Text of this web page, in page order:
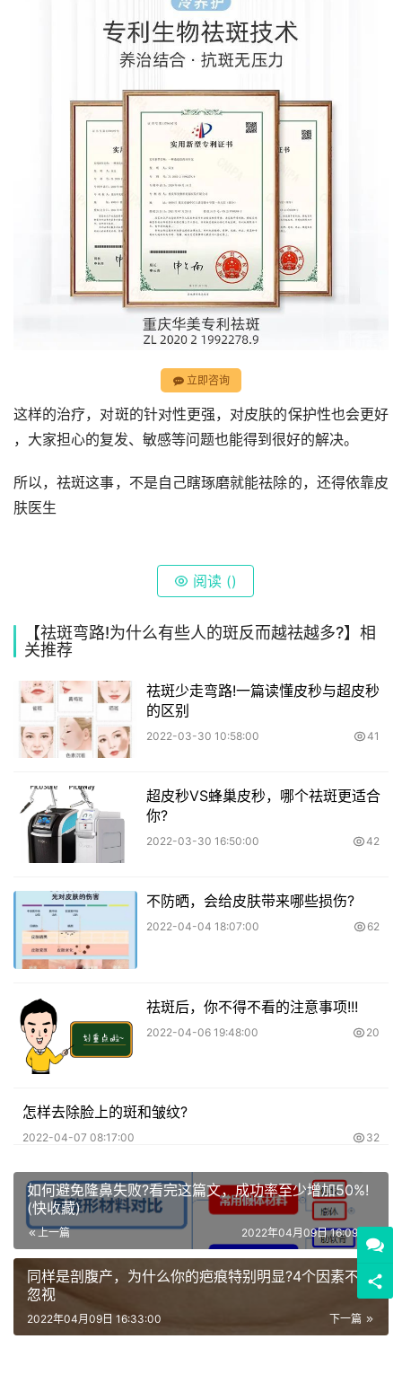
立即咨询
这样的治疗，对斑的针对性更强，对皮肤的保护性也会更好
，大家担心的复发、敏感等问题也能得到很好的解决。
所以，祛斑这事，不是自己瞎琢磨就能祛除的，还得依靠皮
肤医生
阅读 ()
【祛斑弯路!为什么有些人的斑反而越祛越多?】相
关推荐
祛斑少走弯路!一篇读懂皮秒与超皮秒
的区别
2022-03-30 10:58:00 41
超皮秒VS蜂巢皮秒，哪个祛斑更适合
你?
2022-03-30 16:50:00 42
不防晒，会给皮肤带来哪些损伤?
2022-04-04 18:07:00 62
祛斑后，你不得不看的注意事项!!!
2022-04-06 19:48:00 20
怎样去除脸上的斑和皱纹?
2022-04-07 08:17:00 32
如何避免隆鼻失败?看完这篇文，成功率至少增加50%!
(快收藏)
上一篇 2022年04月09日 16:09:00
同样是剖腹产，为什么你的疤痕特别明显?4个因素不容
忽视
下一篇
2022年04月09日 16:33:00